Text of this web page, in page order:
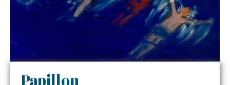
Papillon